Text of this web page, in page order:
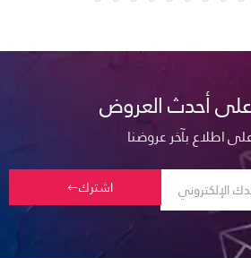
أحدث العروض
اطلاع بآخر عروضنا
اشترك